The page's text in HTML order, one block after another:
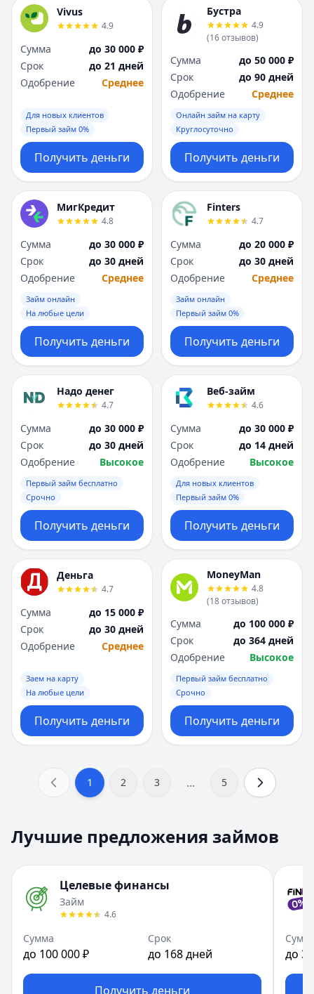
Vivus
4.9
Сумма
до 30 000 ₽
Срок
до 21 дней
Одобрение
Среднее
Для новых клиентов
Первый займ 0%
Получить деньги
Бустра
4.9
(16отзывов)
Сумма
до 50 000 ₽
Срок
до 90 дней
Одобрение
Среднее
Онлайн займ на карту
Круглосуточно
Получить деньги
МигКредит
4.8
Сумма
до 30 000 ₽
Срок
до 30 дней
Одобрение
Среднее
Займ онлайн
На любые цели
Получить деньги
Finters
4.7
Сумма
до 20 000 ₽
Срок
до 30 дней
Одобрение
Среднее
Займ онлайн
Первый займ 0%
Получить деньги
Надо денег
4.7
Сумма
до 30 000 ₽
Срок
до 30 дней
Одобрение
Высокое
Первый займ бесплатно
Срочно
Получить деньги
Веб-займ
4.6
Сумма
до 30 000 ₽
Срок
до 14 дней
Одобрение
Высокое
Для новых клиентов
Первый займ 0%
Получить деньги
Деньга
4.7
Сумма
до 15 000 ₽
Срок
до 30 дней
Одобрение
Среднее
Заем на карту
На любые цели
Получить деньги
MoneyMan
4.8
(18отзывов)
Сумма
до 100 000 ₽
Срок
до 364 дней
Одобрение
Высокое
Первый займ бесплатно
Срочно
Получить деньги
1 2 3 ... 5
Лучшие предложения займов
Целевые финансы
Займ
4.6
Сумма
до 100 000 ₽
Срок
до 168 дней
Получить деньги
до